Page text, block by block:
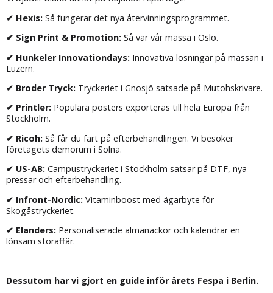
✔ Hexis: Så fungerar det nya återvinningsprogrammet.
✔ Sign Print & Promotion: Så var vår mässa i Oslo.
✔ Hunkeler Innovationdays: Innovativa lösningar på mässan i
Luzern.
✔ Broder Tryck: Tryckeriet i Gnosjö satsade på Mutohskrivare.
✔ Printler: Populära posters exporteras till hela Europa från
Stockholm.
✔ Ricoh: Så får du fart på efterbehandlingen. Vi besöker
företagets demorum i Solna.
✔ US-AB: Campustryckeriet i Stockholm satsar på DTF, nya
pressar och efterbehandling.
✔ Infront-Nordic: Vitaminboost med ägarbyte för
Skogåstryckeriet.
✔ Elanders: Personaliserade almanackor och kalendrar en
lönsam storaffär.
Dessutom har vi gjort en guide inför årets Fespa i Berlin.